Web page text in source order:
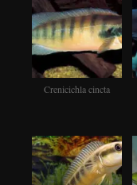
Crenicichla cincta